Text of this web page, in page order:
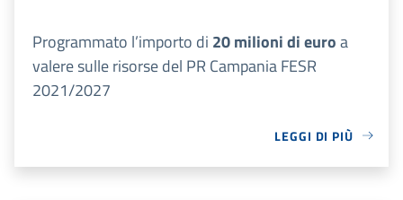
Programmato l’importo di 20 milioni di euroa
valere sulle risorse del PR Campania FESR
2021/2027
LEGGI DI PIÙ